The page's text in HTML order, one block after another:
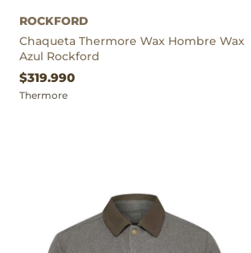
ROCKFORD
Chaqueta Thermore Wax Hombre Wax
Azul Rockford
$319.990
Thermore